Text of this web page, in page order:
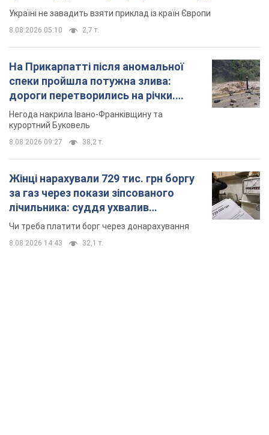
Україні не завадить взяти приклад із країн Європи
8.08.2026 05:10 2,7 т.
На Прикарпатті після аномальної
спеки пройшла потужна злива:
дороги перетворились на річки.
Відео
Негода накрила Івано-Франківщину та
курортний Буковель
8.08.2026 09:27 38,2 т.
Жінці нарахували 729 тис. грн боргу
за газ через покази зіпсованого
лічильника: суддя ухвалив
неочікуване рішення
Чи треба платити борг через донарахування
8.08.2026 14:43 32,1 т.